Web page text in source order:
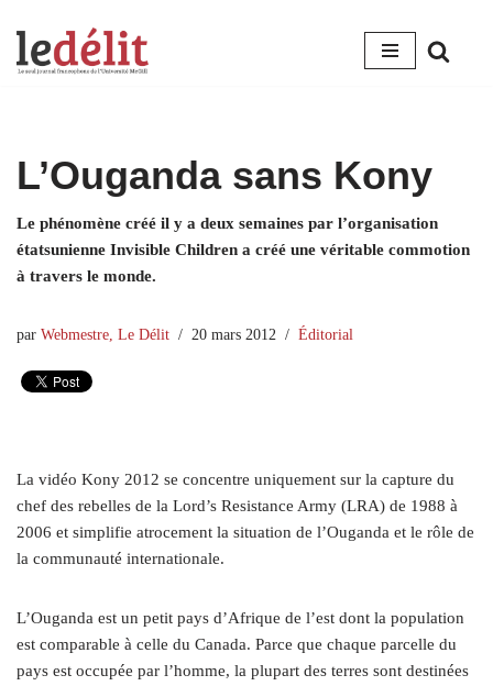
Aller
L’Ouganda sans Kony
Le phénomène créé il y a deux semaines par l’organisation
étatsunienne Invisible Children a créé une véritable commotion
à travers le monde.
par Webmestre, Le Délit 20 mars 2012 Éditorial
La vidéo Kony 2012 se concentre uniquement sur la capture du
chef des rebelles de la Lord’s Resistance Army (LRA) de 1988 à
2006 et simplifie atrocement la situation de l’Ouganda et le rôle de
la communauté internationale.
L’Ouganda est un petit pays d’Afrique de l’est dont la population
est comparable à celle du Canada. Parce que chaque parcelle du
pays est occupée par l’homme, la plupart des terres sont destinées